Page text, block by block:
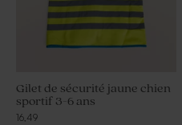
Gilet de sécurité jaune chien
sportif 3-6 ans
16,49